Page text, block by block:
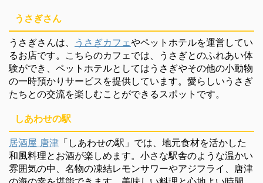
うさぎさん
うさぎさんは、 うさぎカフェやペットホテルを運営してい
るお店です。こちらのカフェでは、うさぎとのふれあい体
験ができ、ペットホテルとしてはうさぎやその他の小動物
の一時預かりサービスを提供しています。愛らしいうさぎ
たちとの交流を楽しむことができるスポットです。
しあわせの駅
居酒屋 唐津 「しあわせの駅」では、地元食材を活かした
和風料理とお酒が楽しめます。小さな駅舎のような温かい
雰囲気の中、名物の凍結レモンサワーやアジフライ、唐津